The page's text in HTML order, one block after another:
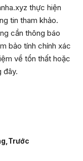
thực hiện
tin tham khảo.
cần thông báo
bảo tính chính xác
về tổn thất hoặc
đây.
Trước